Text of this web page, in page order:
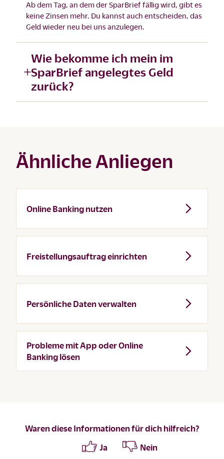
Ab dem Tag, an dem der SparBrief fällig wird, gibt es
keine Zinsen mehr. Du kannst auch entscheiden, das
Geld wieder neu bei uns anzulegen.
Wie bekomme ich mein im
SparBrief angelegtes Geld
zurück?
Ähnliche Anliegen
Online Banking nutzen
Freistellungsauftrag einrichten
Persönliche Daten verwalten
Probleme mit App oder Online
Banking lösen
Waren diese Informationen für dich hilfreich?
Ja
Nein